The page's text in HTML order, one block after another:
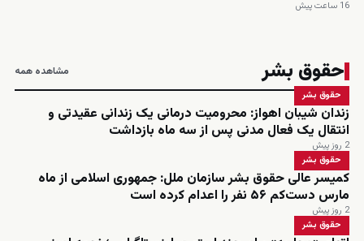
16 ساعت پیش
حقوق بشر مشاهده همه
حقوق بشر
زندان شیبان اهواز: محرومیت درمانی یک زندانی عقیدتی و
انتقال یک فعال مدنی پس از سه ماه بازداشت
2 روز پیش
حقوق بشر
کمیسر عالی حقوق بشر سازمان ملل: جمهوری اسلامی از ماه
مارس دست‌کم ۵۶ نفر را اعدام کرده است
2 روز پیش
حقوق بشر